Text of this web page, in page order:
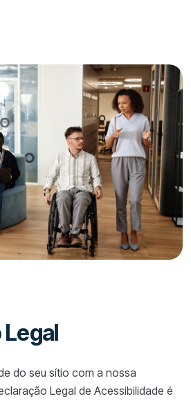
do seu sítio com a nossa
Legal de Acessibilidade é